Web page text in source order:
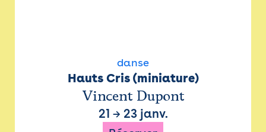
danse
Hauts Cris (miniature)
Vincent Dupont
21 → 23 janv.